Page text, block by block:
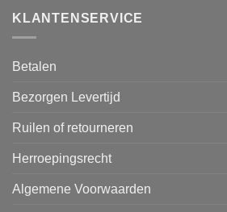
KLANTENSERVICE
Betalen
Bezorgen Levertijd
Ruilen of retourneren
Herroepingsrecht
Algemene Voorwaarden